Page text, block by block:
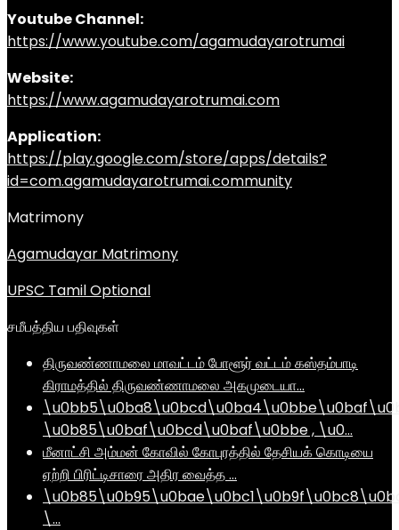
Youtube Channel:
https://www.youtube.com/agamudayarotrumai
Website:
https://www.agamudayarotrumai.com
Application:
https://play.google.com/store/apps/details?
id=com.agamudayarotrumai.community
Matrimony
Agamudayar Matrimony
UPSC Tamil Optional
சமீபத்திய பதிவுகள்
திருவண்ணாமலை மாவட்டம் போளூர் வட்டம் கஸ்தம்பாடி
கிராமத்தில் திருவண்ணாமலை அகமுடையா…
\u0b85\u0baf\u0bcd\u0baf\u0bbe , \u0…
மீனாட்சி அம்மன் கோவில் கோபுரத்தில் தேசியக் கொடியை
ஏற்றி பிரிட்டிசாரை அதிர வைத்த …
\…